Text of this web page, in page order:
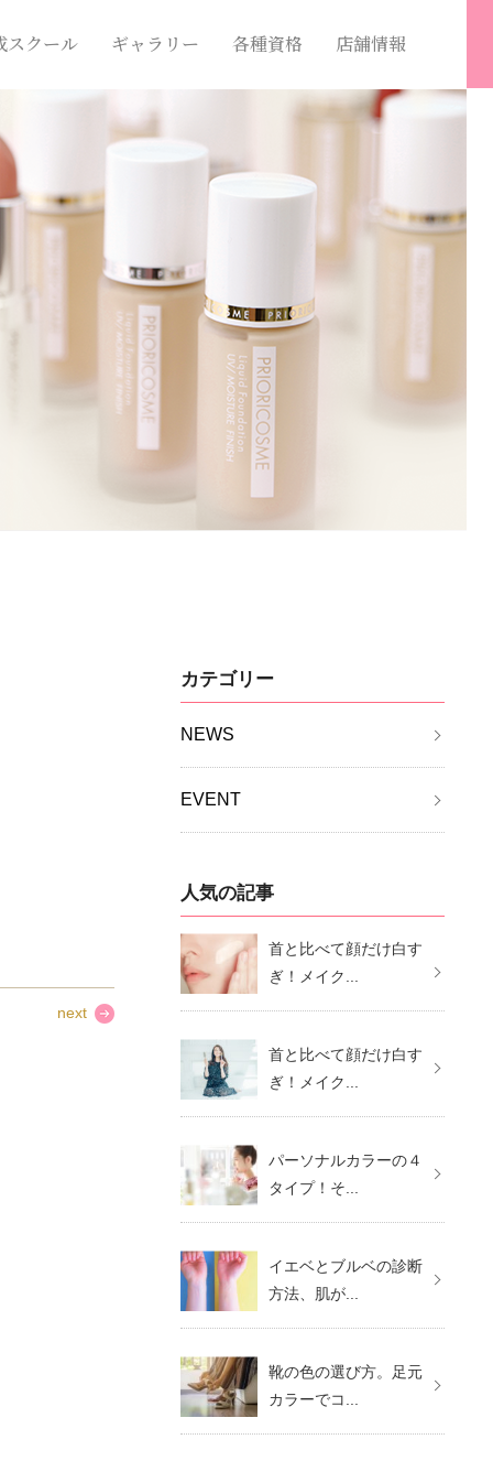
スクール ギャラリー 各種資格 店舗情報
next
カテゴリー
NEWS
EVENT
人気の記事
首と比べて顔だけ白す
ぎ！メイク...
首と比べて顔だけ白す
ぎ！メイク...
パーソナルカラーの４
タイプ！そ...
イエベとブルベの診断
方法、肌が...
靴の色の選び方。足元
カラーでコ...